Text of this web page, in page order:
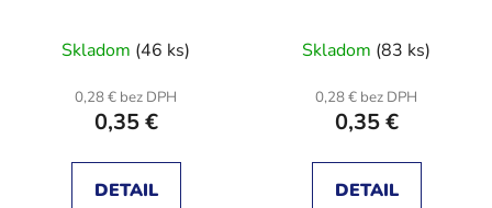
Skladom (46 ks)
0,28 € bez DPH
0,35 €
DETAIL
Skladom (83 ks)
0,28 € bez DPH
0,35 €
DETAIL